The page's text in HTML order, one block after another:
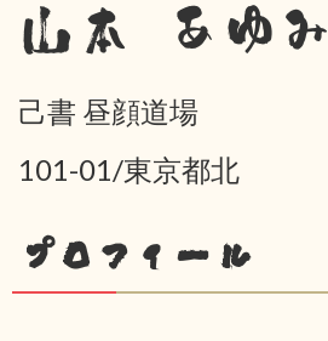
山本 あゆみ
己書 昼顔道場
101-01/東京都北
プロフィール